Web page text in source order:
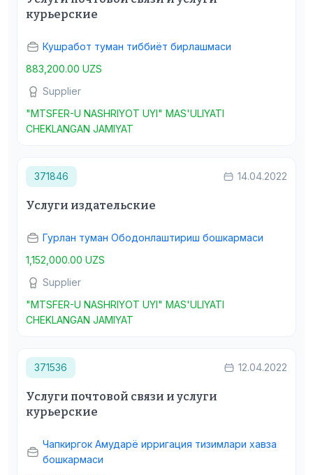
курьерские
Кушработ туман тиббиёт бирлашмаси
883,200.00 UZS
Supplier
"MTSFER-U NASHRIYOT UYI" MAS'ULIYATI
CHEKLANGAN JAMIYAT
371846 14.04.2022
Услуги издательские
Гурлан туман Ободонлаштириш бошкармаси
1,152,000.00 UZS
Supplier
"MTSFER-U NASHRIYOT UYI" MAS'ULIYATI
CHEKLANGAN JAMIYAT
371536 12.04.2022
Услуги почтовой связи и услуги
курьерские
Чапкиргок Амударё ирригация тизимлари хавза
бошкармаси